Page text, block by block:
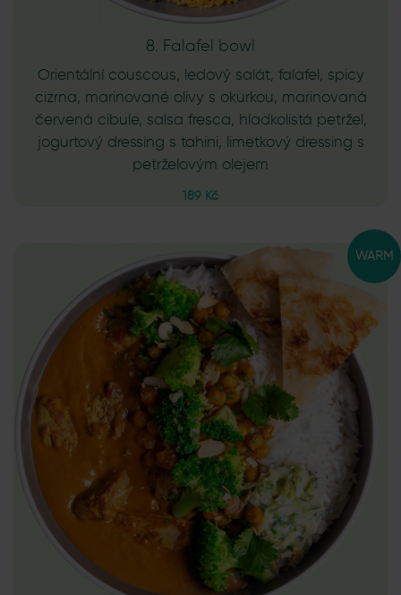
8. Falafel bowl
Orientální couscous, ledový salát, falafel, spicy
cizrna, marinované olivy s okurkou, marinovaná
červená cibule, salsa fresca, hladkolistá petržel,
jogurtový dressing s tahini, limetkový dressing s
petrželovým olejem
189 Kč
WARM